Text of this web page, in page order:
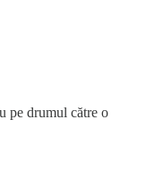
pe drumul către o